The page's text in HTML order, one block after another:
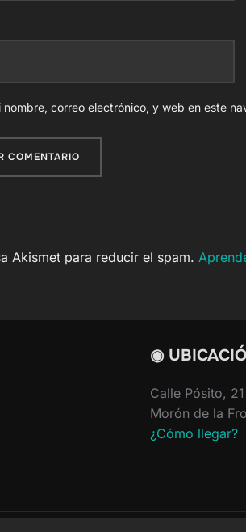
nombre, correo electrónico, y web en este
Akismet para reducir el spam.
◉
Calle Pósito, 21
Morón de la
¿Cómo llegar?